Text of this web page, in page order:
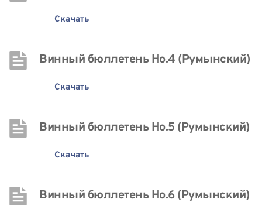
Скачать
Винный бюллетень Нo.4 (Румынский)
Скачать
Винный бюллетень Нo.5 (Румынский)
Скачать
Винный бюллетень Нo.6 (Румынский)